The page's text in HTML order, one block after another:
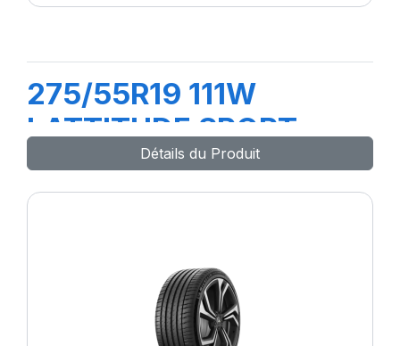
275/55R19 111W
LATTITUDE SPORT
(MO)
Détails du Produit